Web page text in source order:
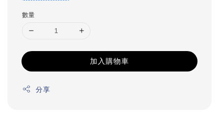
數量
加入購物車
分享